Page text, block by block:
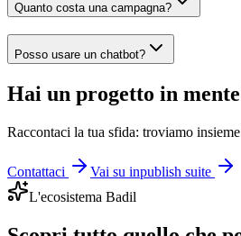
Quanto costa una campagna?
Posso usare un chatbot?
Hai un progetto in
Raccontaci la tua sfida: troviamo
Contattaci
Vai su inpublish suite
L'ecosistema Badil